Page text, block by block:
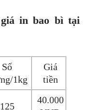
in bao bì tại
Số
1kg
Giá
tiền
125
40.000